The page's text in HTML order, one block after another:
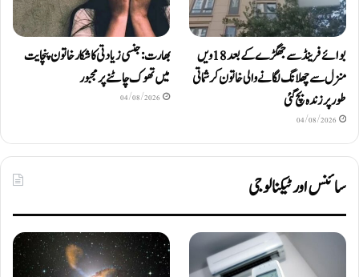
بوائے فرینڈ سے جھگڑے کے بعد 18 ویں
منزل سے چھلانگ لگانے والی خاتون کرشماتی
طور پر زندہ بچ گئی
04/08/2026
بھارت: جنسی زیادتی کا شکار خاتون پنچایت
میں تھوک چاٹنے پر مجبور
04/08/2026
سائنس اور ٹیکنالوجی